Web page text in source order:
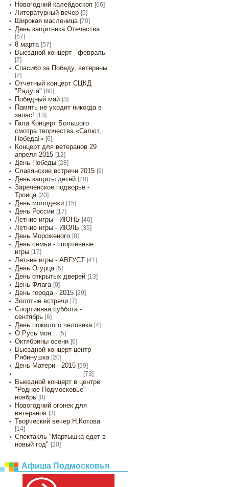
Новогодний калейдоскоп [66]
Литературный вечер [5]
Широкая масленица [70]
День защитника Отечества
[57]
8 марта [57]
Выездной концерт - февраль
[7]
Спасибо за Победу, ветераны
[7]
Отчетный концерт СЦКД
"Радуга" [80]
Победный май [3]
Память не уходит никогда в
запас! [13]
Гала Концерт Большого
смотра творчества «Салют,
Победа!» [6]
Концерт для ветеранов 29
апреля 2015 [12]
День Победы [28]
Славянские встречи 2015 [9]
День защиты детей [20]
Зареченское подворье -
Троица [20]
День молодежи [15]
День России [17]
Летние игры - ИЮНЬ [40]
Летние игры - ИЮЛЬ [35]
День Мороженого [8]
День семьи - спортивные
игры [17]
Летние игры - АВГУСТ [41]
День Огурца [5]
День открытых дверей [13]
День Флага [0]
День города - 2015 [29]
Золотые встречи [7]
Спортивная суббота -
сентябрь [6]
День пожилого человека [4]
О Русь моя... [5]
Октябрины осени [6]
Выездной концерт центр
Рябинушка [20]
День Матери - 2015 [59]
[73]
Выездной концерт в центре
"Родное Подмосковье" -
ноябрь [0]
Новогодний огонек для
ветеранов [3]
Творческий вечер Н.Котова
[14]
Спектакль "Мартышка едет в
новый год" [20]
Афиша Подмосковья